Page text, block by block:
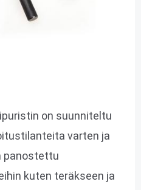
on suunniteltu
varten ja
panostettu
kuten teräkseen ja